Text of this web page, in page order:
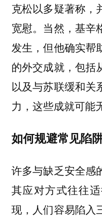
克松以多疑著称，
宽慰。当然，基辛
发生，但他确实帮
的外交成就，包括
以及与苏联缓和关
力，这些成就可能
如何规避常见陷
许多与缺乏安全感
其应对方式往往
现，人们容易陷入